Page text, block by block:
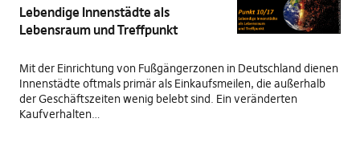
Lebendige Innenstädte als
Lebensraum und Treffpunkt
Mit der Einrichtung von Fußgängerzonen in Deutschland dienen
Innenstädte oftmals primär als Einkaufsmeilen, die außerhalb
der Geschäftszeiten wenig belebt sind. Ein veränderten
Kaufverhalten…